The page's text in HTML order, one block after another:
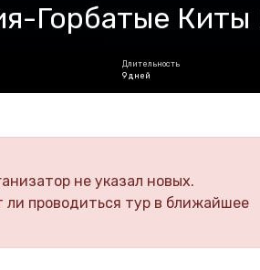
Горбатые
Длительность
9 дней
не указал новых.
ли проводиться тур в ближайшее